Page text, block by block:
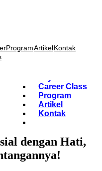
ProgramArtikelKontak
Career Class
Program
Artikel
Kontak
dengan Hati,